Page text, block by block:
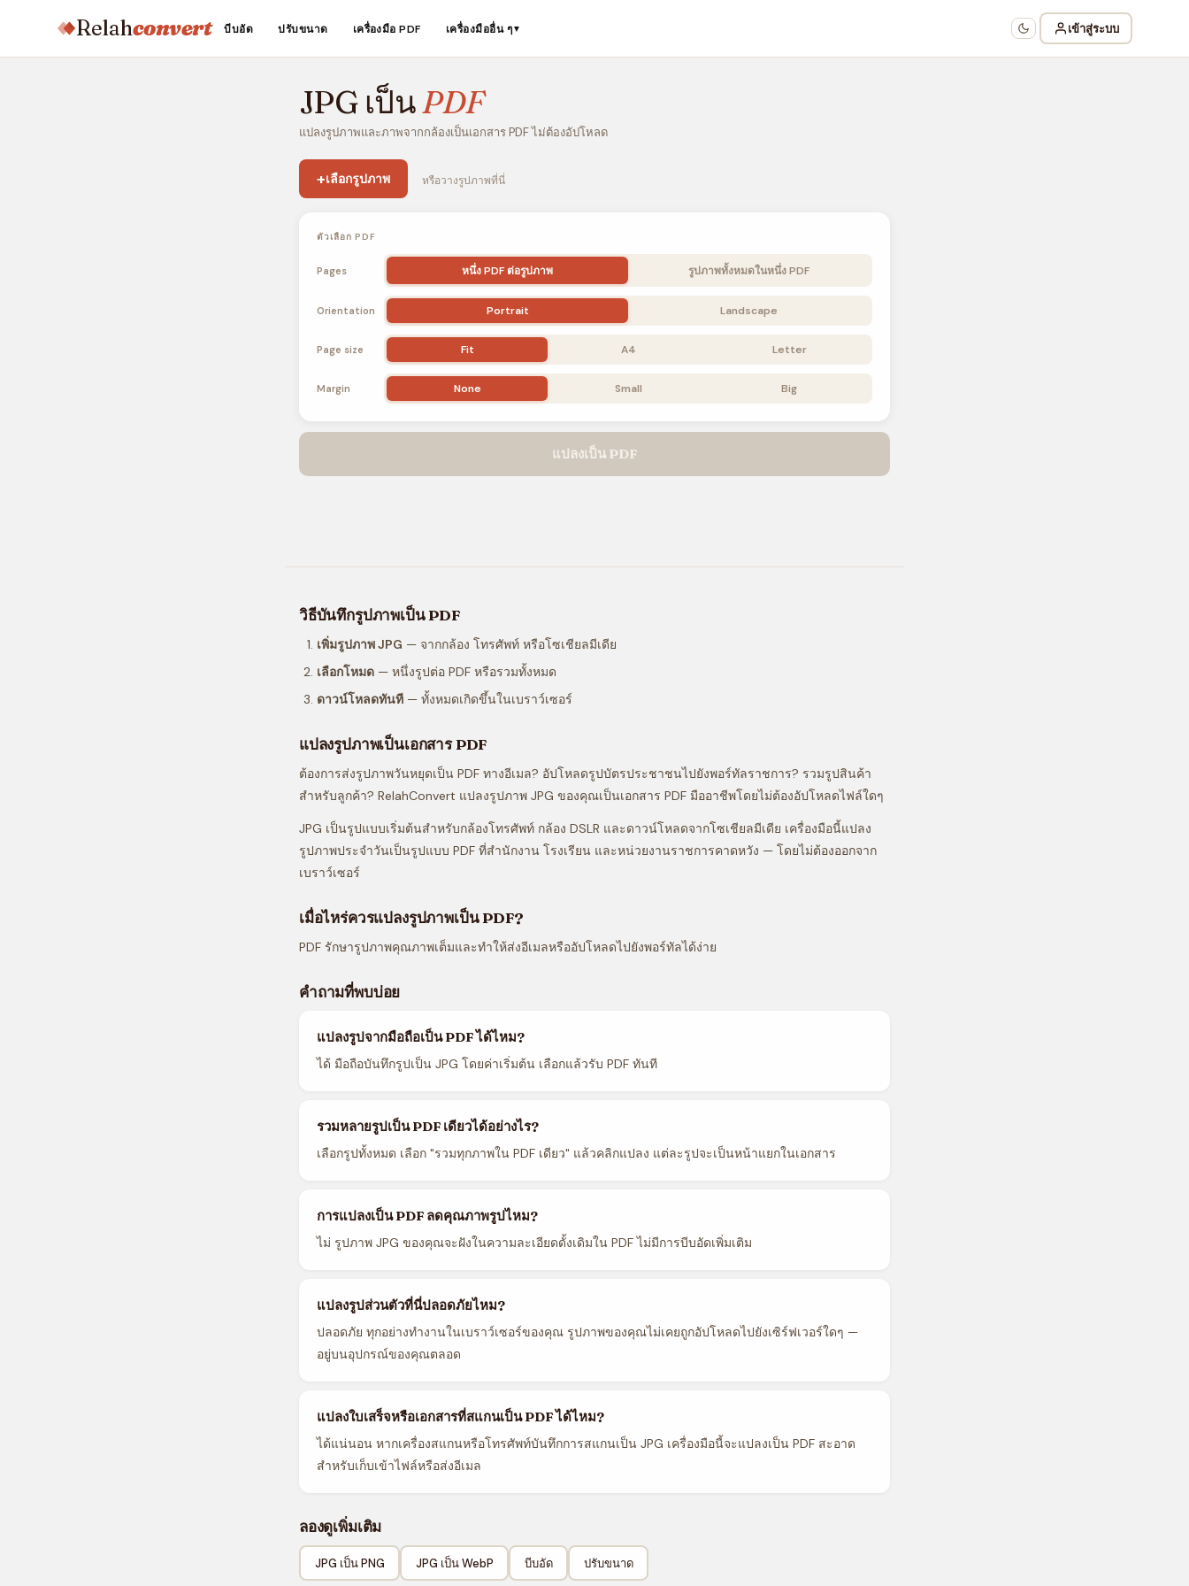
Relahconvert บีบอัด ปรับขนาด เครื่องมือ PDF เครื่องมืออื่น ๆ▼ เข้าสู่ระบบ
JPG เป็นPDF
แปลงรูปภาพและภาพจากกล้องเป็นเอกสาร PDF ไม่ต้องอัปโหลด
+เลือกรูปภาพ หรือวางรูปภาพที่นี่
ตัวเลือก PDF
Pages หนึ่ง PDF ต่อรูปภาพ รูปภาพทั้งหมดในหนึ่ง PDF
Orientation Portrait Landscape
Page size Fit A4 Letter
Margin None Small Big
แปลงเป็น PDF
วิธีบันทึกรูปภาพเป็น PDF
เพิ่มรูปภาพ JPG — จากกล้อง โทรศัพท์ หรือโซเชียลมีเดีย
เลือกโหมด — หนึ่งรูปต่อ PDF หรือรวมทั้งหมด
ดาวน์โหลดทันที — ทั้งหมดเกิดขึ้นในเบราว์เซอร์
แปลงรูปภาพเป็นเอกสาร PDF
ต้องการส่งรูปภาพวันหยุดเป็น PDF ทางอีเมล? อัปโหลดรูปบัตรประชาชนไปยังพอร์ทัลราชการ? รวมรูปสินค้า
สำหรับลูกค้า? RelahConvert แปลงรูปภาพ JPG ของคุณเป็นเอกสาร PDF มืออาชีพโดยไม่ต้องอัปโหลดไฟล์ใดๆ
JPG เป็นรูปแบบเริ่มต้นสำหรับกล้องโทรศัพท์ กล้อง DSLR และดาวน์โหลดจากโซเชียลมีเดีย เครื่องมือนี้แปลง
รูปภาพประจำวันเป็นรูปแบบ PDF ที่สำนักงาน โรงเรียน และหน่วยงานราชการคาดหวัง — โดยไม่ต้องออกจาก
เบราว์เซอร์
เมื่อไหร่ควรแปลงรูปภาพเป็น PDF?
PDF รักษารูปภาพคุณภาพเต็มและทำให้ส่งอีเมลหรืออัปโหลดไปยังพอร์ทัลได้ง่าย
คำถามที่พบบ่อย
แปลงรูปจากมือถือเป็น PDF ได้ไหม?
ได้ มือถือบันทึกรูปเป็น JPG โดยค่าเริ่มต้น เลือกแล้วรับ PDF ทันที
รวมหลายรูปเป็น PDF เดียวได้อย่างไร?
เลือกรูปทั้งหมด เลือก "รวมทุกภาพใน PDF เดียว" แล้วคลิกแปลง แต่ละรูปจะเป็นหน้าแยกในเอกสาร
การแปลงเป็น PDF ลดคุณภาพรูปไหม?
ไม่ รูปภาพ JPG ของคุณจะฝังในความละเอียดดั้งเดิมใน PDF ไม่มีการบีบอัดเพิ่มเติม
แปลงรูปส่วนตัวที่นี่ปลอดภัยไหม?
ปลอดภัย ทุกอย่างทำงานในเบราว์เซอร์ของคุณ รูปภาพของคุณไม่เคยถูกอัปโหลดไปยังเซิร์ฟเวอร์ใดๆ —
อยู่บนอุปกรณ์ของคุณตลอด
แปลงใบเสร็จหรือเอกสารที่สแกนเป็น PDF ได้ไหม?
ได้แน่นอน หากเครื่องสแกนหรือโทรศัพท์บันทึกการสแกนเป็น JPG เครื่องมือนี้จะแปลงเป็น PDF สะอาด
สำหรับเก็บเข้าไฟล์หรือส่งอีเมล
ลองดูเพิ่มเติม
JPG เป็น PNG JPG เป็น WebP บีบอัด ปรับขนาด